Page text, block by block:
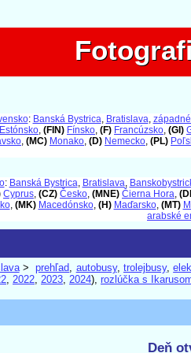
: Banská Bystrica, Bratislava,
Estónsko, (FIN) Fínsko, (F) Francúzsko, (GI)
, (MC) Monako, (D) Nemecko, (PL)
: Banská Bystrica, Bratislava,
Cyprus, (CZ) Česko, (MNE) Čierna Hora,
, (MK) Macedónsko, (H) Maďarsko, (MT)
arabské
>prehľad, autobusy, trolejbusy,
, 2022, 2023, 2024), rozlúčka s
Deň